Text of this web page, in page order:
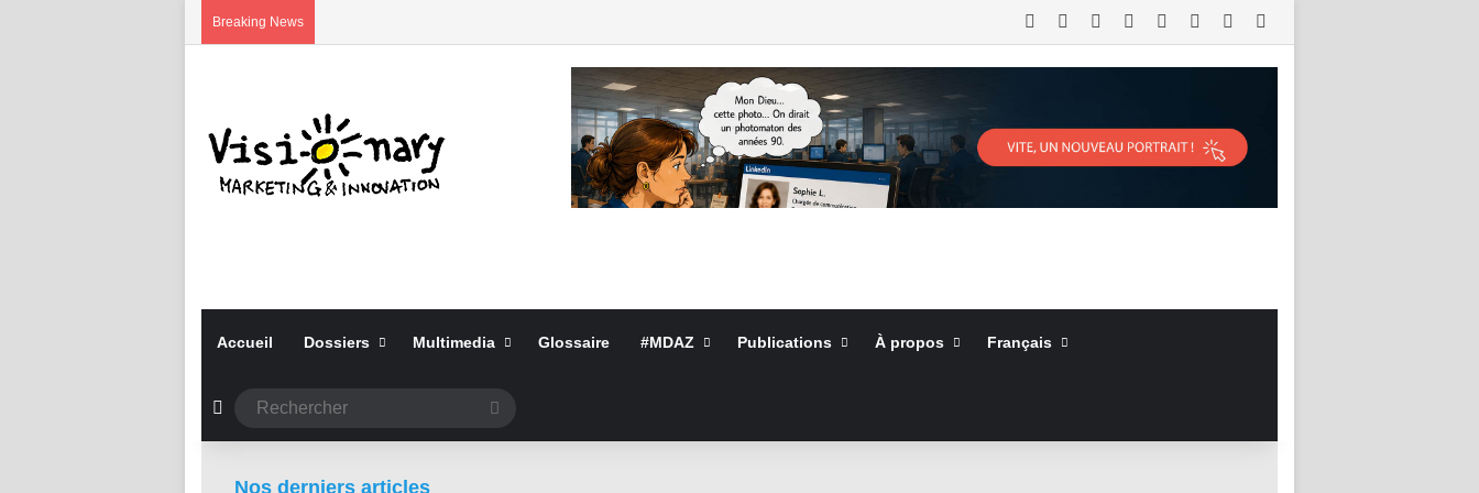
Breaking News RSS Facebook LinkedinYouTubeConnexionArticle Aléatoire
Accueil Dossiers Multimedia Glossaire #MDAZ Publications À propos Français
Article Aléatoire Rechercher
Nos derniers articles
il y a 4 semaines